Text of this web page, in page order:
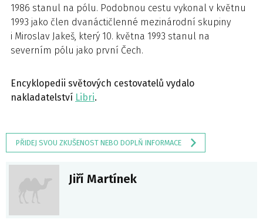
1986 stanul na pólu. Podobnou cestu vykonal v květnu
1993 jako člen dvanáctičlenné mezinárodní skupiny
i Miroslav Jakeš, který 10. května 1993 stanul na
severním pólu jako první Čech.
Encyklopedii světových cestovatelů vydalo
nakladatelství Libri.
PŘIDEJ SVOU ZKUŠENOST NEBO DOPLŇ INFORMACE
Jiří Martínek